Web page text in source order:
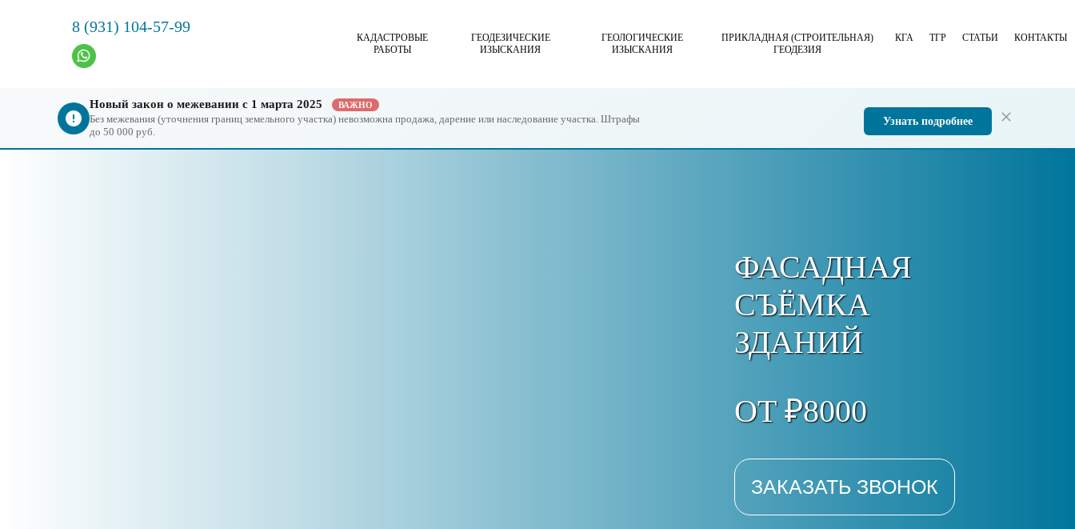
8 (931) 104-57-99
КАДАСТРОВЫЕ
РАБОТЫ
ГЕОДЕЗИЧЕСКИЕ
ИЗЫСКАНИЯ
ГЕОЛОГИЧЕСКИЕ
ИЗЫСКАНИЯ
ПРИКЛАДНАЯ (СТРОИТЕЛЬНАЯ)
ГЕОДЕЗИЯ
КГА ТГР СТАТЬИ КОНТАКТЫ
Новый закон о межевании с 1 марта 2025 ВАЖНО
Без межевания (уточнения границ земельного участка) невозможна продажа, дарение или наследование участка. Штрафы
до 50 000 руб.
Узнать подробнее
ФАСАДНАЯ
СЪЁМКА
ЗДАНИЙ
ОТ ₽8000
ЗАКАЗАТЬ ЗВОНОК